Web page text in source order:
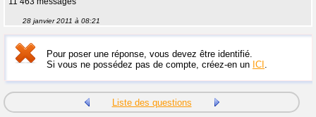
28 janvier 2011 à 08:21
Pour poser une réponse, vous devez être identifié.
Si vous ne possédez pas de compte, créez-en un ICI .
Liste des questions